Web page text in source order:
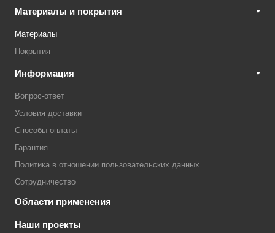
Материалы и покрытия
Материалы
Покрытия
Информация
Вопрос-ответ
Условия доставки
Способы оплаты
Гарантия
Политика в отношении пользовательских данных
Сотрудничество
Области применения
Наши проекты